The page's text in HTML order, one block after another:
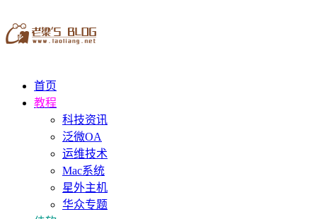
首页
教程
科技资讯
泛微OA
运维技术
Mac系统
星外主机
华众专题